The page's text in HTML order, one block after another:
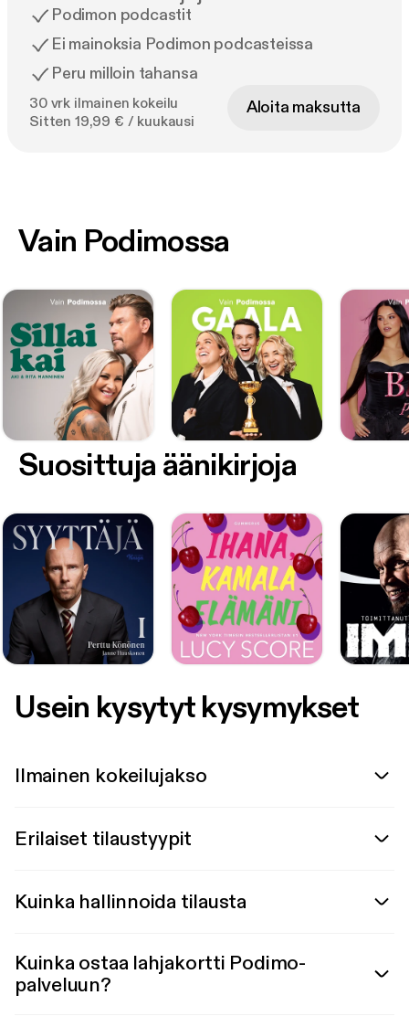
Podimon podcastit
Ei mainoksia Podimon podcasteissa
Peru milloin tahansa
30 vrk ilmainen kokeilu
Sitten 19,99 € / kuukausi
Aloita maksutta
Vain Podimossa
Suosittuja äänikirjoja
Usein kysytyt kysymykset
Ilmainen kokeilujakso
Erilaiset tilaustyypit
Kuinka hallinnoida tilausta
Kuinka ostaa lahjakortti Podimo-
palveluun?